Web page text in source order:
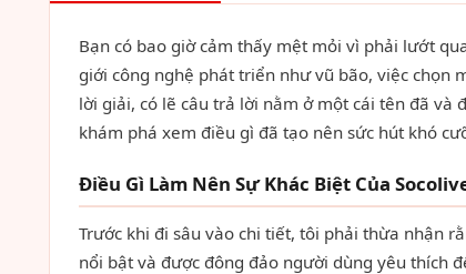
Bạn có bao giờ cảm thấy mệt mỏi vì phải lướt
giới công nghệ phát triển như vũ bão, việc chọn
lời giải, có lẽ câu trả lời nằm ở một cái tên đã
khám phá xem điều gì đã tạo nên sức hút khó
Điều Gì Làm Nên Sự Khác Biệt Của
Trước khi đi sâu vào chi tiết, tôi phải thừa nhận
nổi bật và được đông đảo người dùng yêu thích